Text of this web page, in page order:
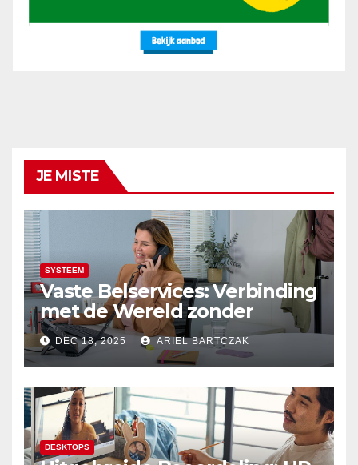
JE MISTE
SYSTEEM
Vaste Belservices: Verbinding
met de Wereld zonder
Onderbrekingen – Alleen bij
Budget Internet
DEC 18, 2025 ARIEL BARTCZAK
DESKTOPS